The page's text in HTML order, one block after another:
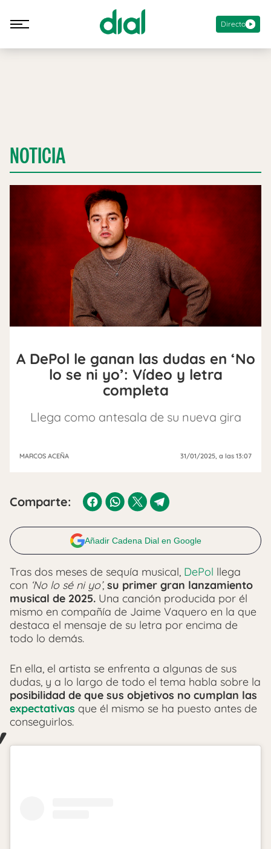
Directo
NOTICIA
A DePol le ganan las dudas en ‘No
lo se ni yo’: Vídeo y letra
completa
Llega como antesala de su nueva gira
MARCOS ACEÑA 31/01/2025, a las 13:07
Comparte:
Añadir Cadena Dial en Google
Tras dos meses de sequía musical, DePol llega
con ‘No lo sé ni yo’, su primer gran lanzamiento
musical de 2025. Una canción producida por él
mismo en compañía de Jaime Vaquero en la que
destaca el mensaje de su letra por encima de
todo lo demás.
En ella, el artista se enfrenta a algunas de sus
dudas, y a lo largo de todo el tema habla sobre la
posibilidad de que sus objetivos no cumplan las
expectativas que él mismo se ha puesto antes de
conseguirlos.